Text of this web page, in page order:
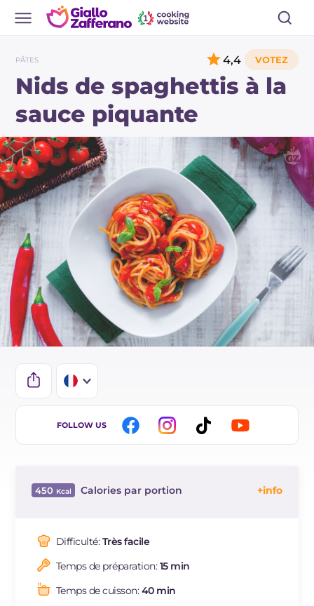
PÂTES
Nids de spaghettis à la
sauce piquante
4,4
IT
ES
NL
FOLLOW US
450 Calories par portion
Dont sucres
Protéine
Graisses
Difficulté:Très facile
Temps de préparation:15 min
Temps de cuisson:40 min